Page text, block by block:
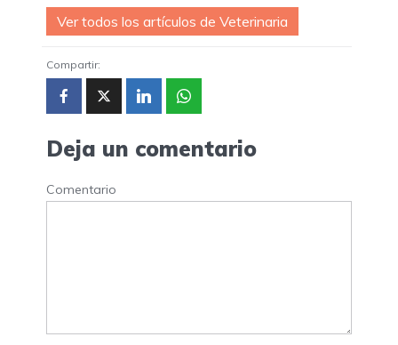
Ver todos los artículos de Veterinaria
Compartir:
Deja un comentario
Comentario